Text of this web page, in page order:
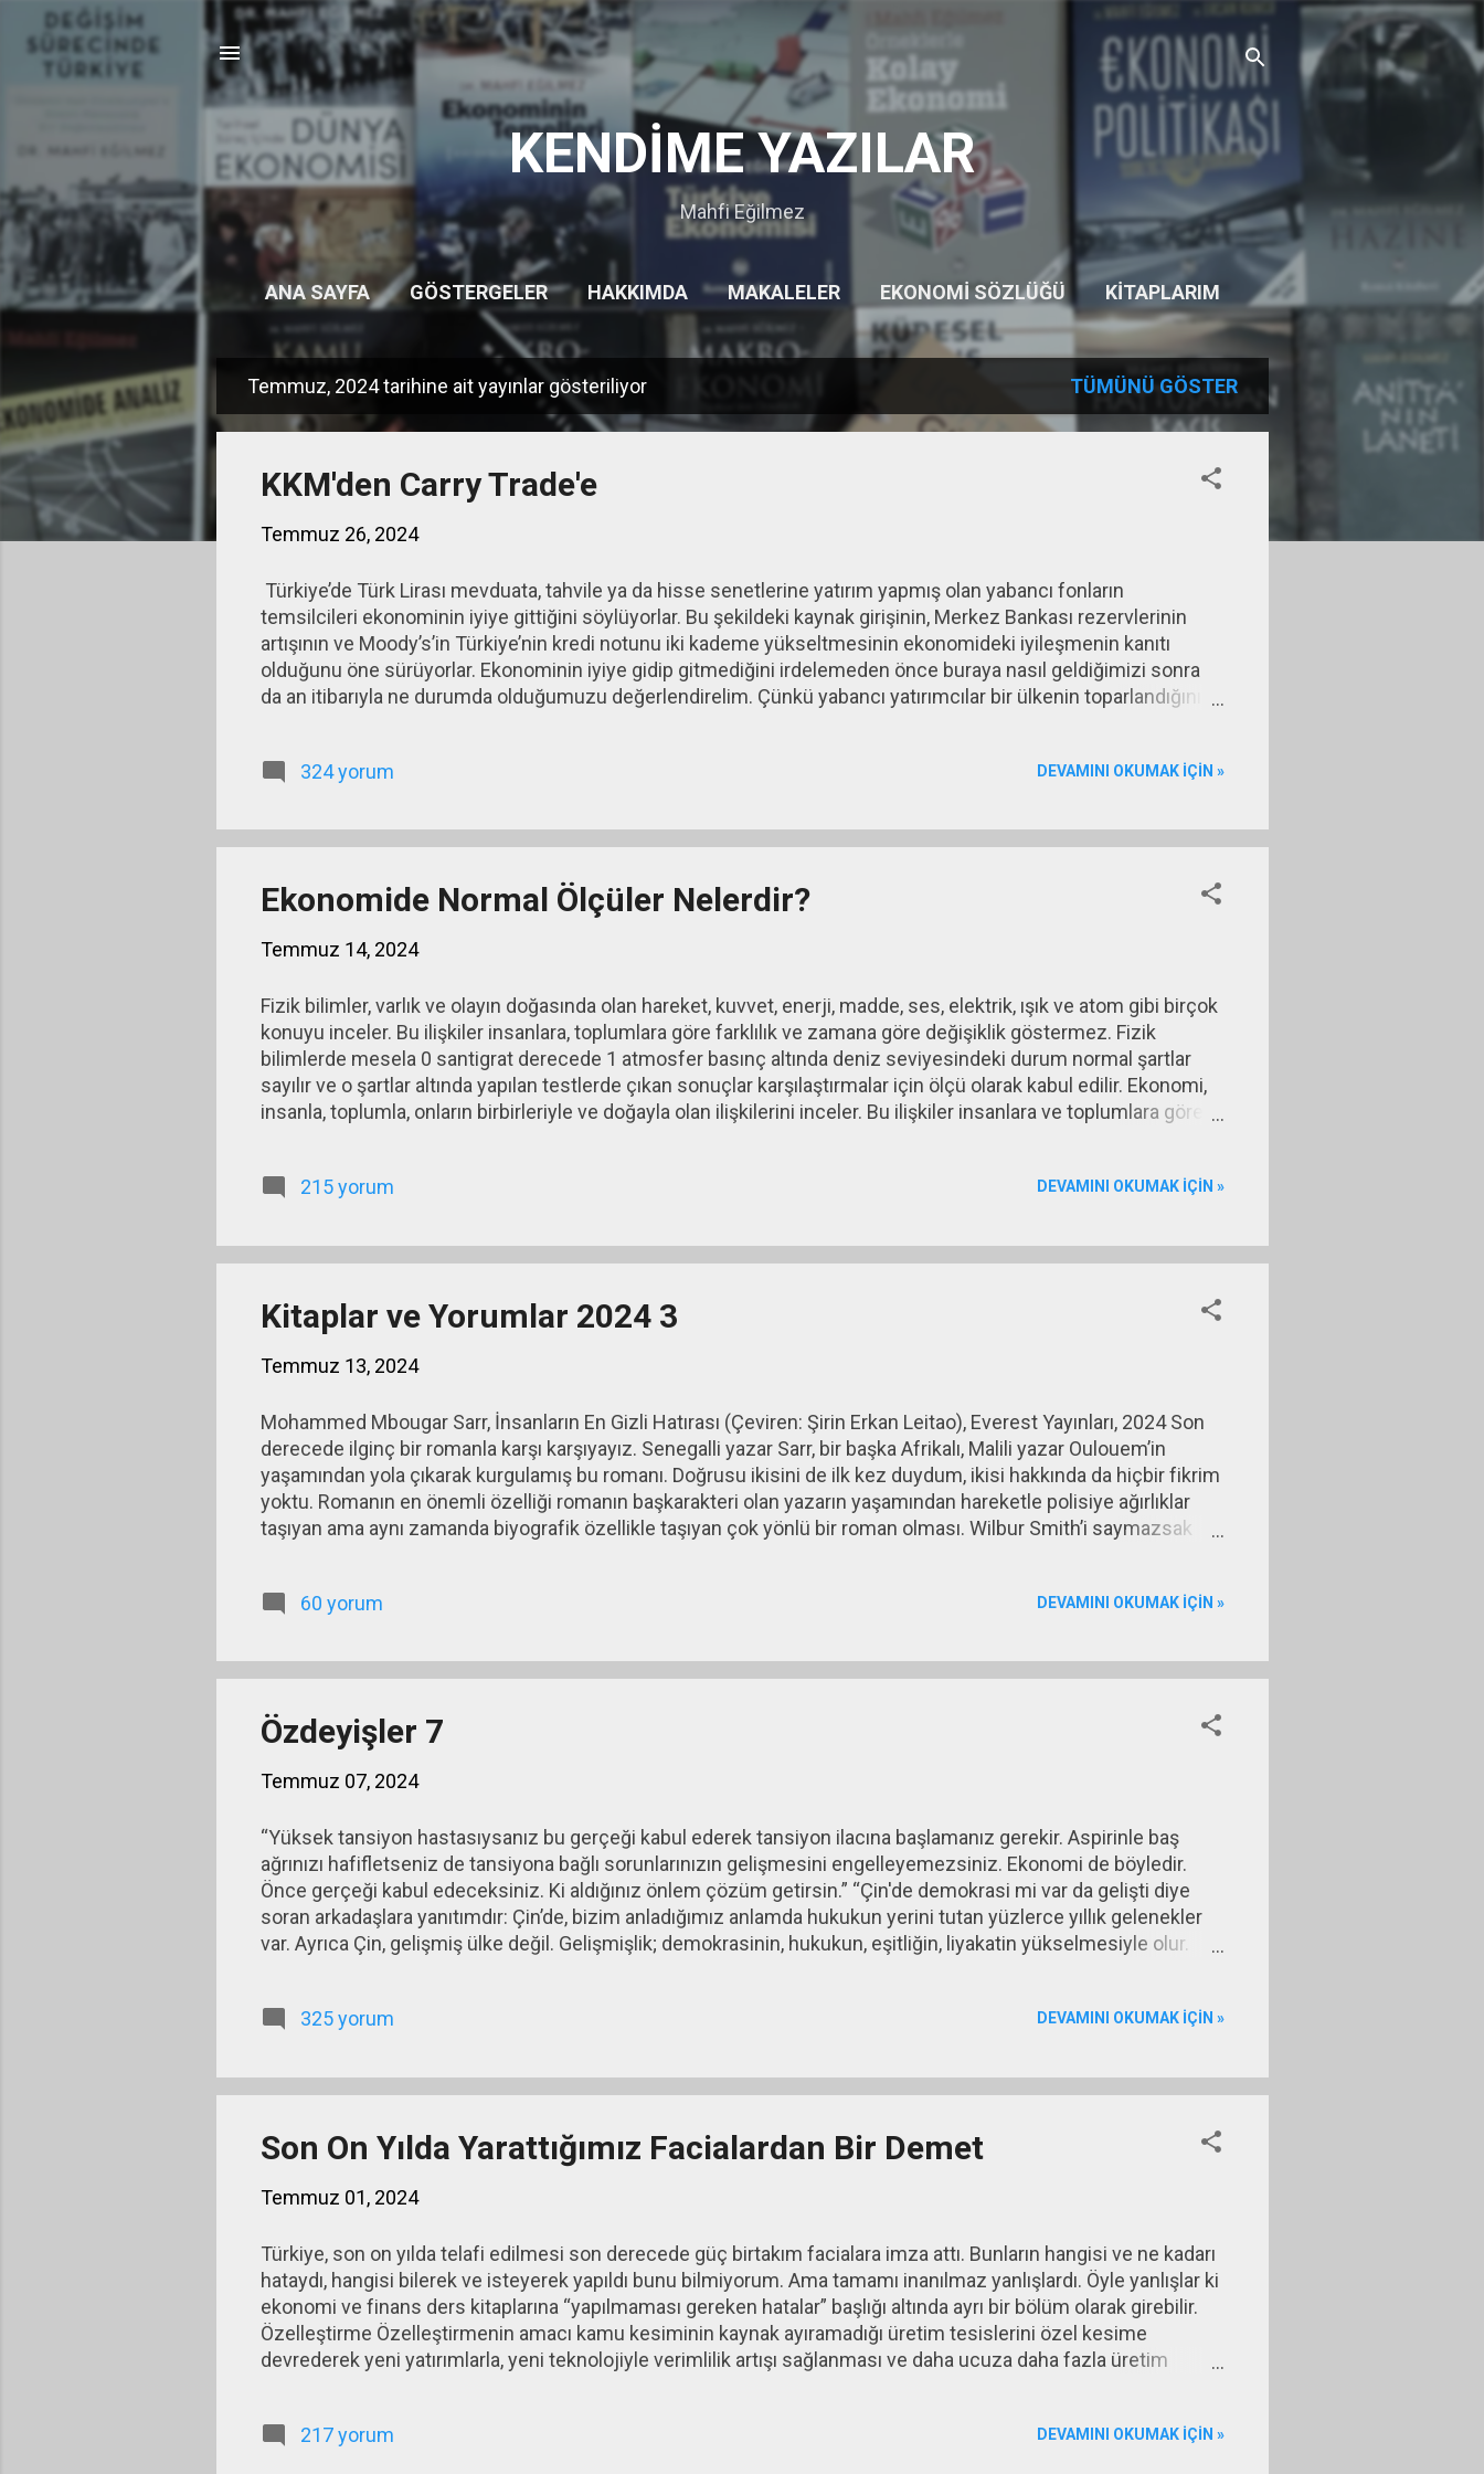
Ana içeriğe atla
KENDİME YAZILAR
Mahfi Eğilmez
ANA SAYFA GÖSTERGELER HAKKIMDA MAKALELER EKONOMI SÖZLÜĞÜ KITAPLARIM
HITITLER GEZILERIM DIĞER… UYARI
a
ı
t
Temmuz, 2024 tarihine ait yayınlar gösteriliyor TÜMÜNÜ GÖSTER
KKM'den Carry Trade'e
Temmuz 26, 2024
Türkiye’de Türk Lirası mevduata, tahvile ya da hisse senetlerine yatırım yapmış olan yabancı fonların
temsilcileri ekonominin iyiye gittiğini söylüyorlar. Bu şekildeki kaynak girişinin, Merkez Bankası rezervlerinin
artışının ve Moody’s’in Türkiye’nin kredi notunu iki kademe yükseltmesinin ekonomideki iyileşmenin kanıtı
olduğunu öne sürüyorlar. Ekonominin iyiye gidip gitmediğini irdelemeden önce buraya nasıl geldiğimizi sonra
da an itibarıyla ne durumda olduğumuzu değerlendirelim. Çünkü yabancı yatırımcılar bir ülkenin toparlandığını
politika faizi yüzde 19 idi. Bütün öncü göstergeler enflasyonun yükseliş eğiliminde olduğunu gösteriyordu. O
faizini...
324 yorum DEVAMINI OKUMAK IÇIN »
Ekonomide Normal Ölçüler Nelerdir?
Temmuz 14, 2024
Fizik bilimler, varlık ve olayın doğasında olan hareket, kuvvet, enerji, madde, ses, elektrik, ışık ve atom gibi birçok
konuyu inceler. Bu ilişkiler insanlara, toplumlara göre farklılık ve zamana göre değişiklik göstermez. Fizik
bilimlerde mesela 0 santigrat derecede 1 atmosfer basınç altında deniz seviyesindeki durum normal şartlar
sayılır ve o şartlar altında yapılan testlerde çıkan sonuçlar karşılaştırmalar için ölçü olarak kabul edilir. Ekonomi,
insanla, toplumla, onların birbirleriyle ve doğayla olan ilişkilerini inceler. Bu ilişkiler insanlara ve toplumlara göre
zaman içinde, teknolojiden, modadan, reklamlardan, sağlık raporlarından, insanların tepkilerinden etkilenerek
215 yorum DEVAMINI OKUMAK IÇIN »
Kitaplar ve Yorumlar 2024 3
Temmuz 13, 2024
Mohammed Mbougar Sarr, İnsanların En Gizli Hatırası (Çeviren: Şirin Erkan Leitao), Everest Yayınları, 2024 Son
derecede ilginç bir romanla karşı karşıyayız. Senegalli yazar Sarr, bir başka Afrikalı, Malili yazar Oulouem’in
yaşamından yola çıkarak kurgulamış bu romanı. Doğrusu ikisini de ilk kez duydum, ikisi hakkında da hiçbir fikrim
yoktu. Romanın en önemli özelliği romanın başkarakteri olan yazarın yaşamından hareketle polisiye ağırlıklar
taşıyan ama aynı zamanda biyografik özellikle taşıyan çok yönlü bir roman olması. Wilbur Smith’i saymazsak
ülkelerin karabasanı olan borçlar artık bütün dünyanın en büyük sorunları arasında yer alıyor. Parla Onuk, bu
so...
60 yorum DEVAMINI OKUMAK IÇIN »
Özdeyişler 7
Temmuz 07, 2024
“Yüksek tansiyon hastasıysanız bu gerçeği kabul ederek tansiyon ilacına başlamanız gerekir. Aspirinle baş
ağrınızı hafifletseniz de tansiyona bağlı sorunlarınızın gelişmesini engelleyemezsiniz. Ekonomi de böyledir.
Önce gerçeği kabul edeceksiniz. Ki aldığınız önlem çözüm getirsin.” “Çin'de demokrasi mi var da gelişti diye
soran arkadaşlara yanıtımdır: Çin’de, bizim anladığımız anlamda hukukun yerini tutan yüzlerce yıllık gelenekler
var. Ayrıca Çin, gelişmiş ülke değil. Gelişmişlik; demokrasinin, hukukun, eşitliğin, liyakatin yükselmesiyle olur.
çeker.” “Faiz ve kur üzerine ekonomi politikası kurulmaz. Ekonomi politikasının amacı nedenleri düzeltmek ve
325 yorum DEVAMINI OKUMAK IÇIN »
Son On Yılda Yarattığımız Facialardan Bir Demet
Temmuz 01, 2024
Türkiye, son on yılda telafi edilmesi son derecede güç birtakım facialara imza attı. Bunların hangisi ve ne kadarı
hataydı, hangisi bilerek ve isteyerek yapıldı bunu bilmiyorum. Ama tamamı inanılmaz yanlışlardı. Öyle yanlışlar ki
ekonomi ve finans ders kitaplarına “yapılmaması gereken hatalar” başlığı altında ayrı bir bölüm olarak girebilir.
Özelleştirme Özelleştirmenin amacı kamu kesiminin kaynak ayıramadığı üretim tesislerini özel kesime
devrederek yeni yatırımlarla, yeni teknolojiyle verimlilik artışı sağlanması ve daha ucuza daha fazla üretim
gerçek anlamda bir özelleştirme değildi. Dış borçlanma Yirmi birinci yüzyıla girerken Türkiye’nin dış borç stoku
217 yorum DEVAMINI OKUMAK IÇIN »